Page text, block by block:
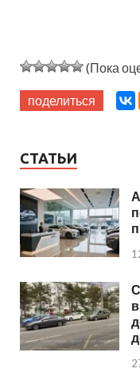
(Пока
поделиться
СТАТЬИ